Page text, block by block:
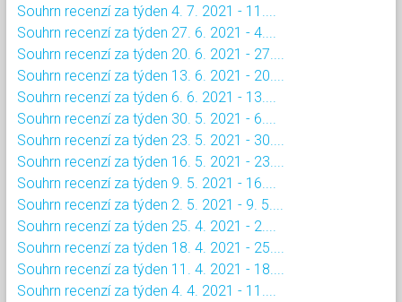
Souhrn recenzí za týden 4. 7. 2021 - 11....
Souhrn recenzí za týden 27. 6. 2021 - 4....
Souhrn recenzí za týden 20. 6. 2021 - 27....
Souhrn recenzí za týden 13. 6. 2021 - 20....
Souhrn recenzí za týden 6. 6. 2021 - 13....
Souhrn recenzí za týden 30. 5. 2021 - 6....
Souhrn recenzí za týden 23. 5. 2021 - 30....
Souhrn recenzí za týden 16. 5. 2021 - 23....
Souhrn recenzí za týden 9. 5. 2021 - 16....
Souhrn recenzí za týden 2. 5. 2021 - 9. 5....
Souhrn recenzí za týden 25. 4. 2021 - 2....
Souhrn recenzí za týden 18. 4. 2021 - 25....
Souhrn recenzí za týden 11. 4. 2021 - 18....
Souhrn recenzí za týden 4. 4. 2021 - 11....